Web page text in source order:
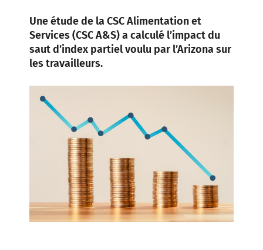
Une étude de la CSC Alimentation et
Services (CSC A&S) a calculé l’impact du
saut d’index partiel voulu par l’Arizona sur
les travailleurs.